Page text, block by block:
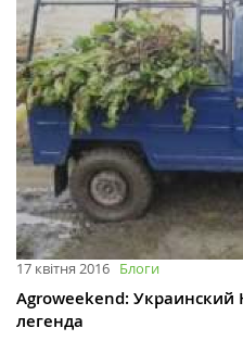
17 квітня 2016 Блоги
Agroweekend: Украинский
легенда